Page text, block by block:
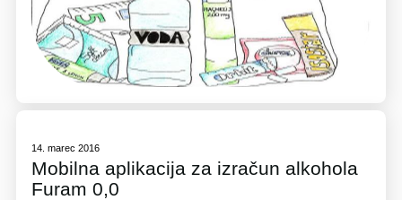
14. marec 2016
Mobilna aplikacija za izračun alkohola
Furam 0,0